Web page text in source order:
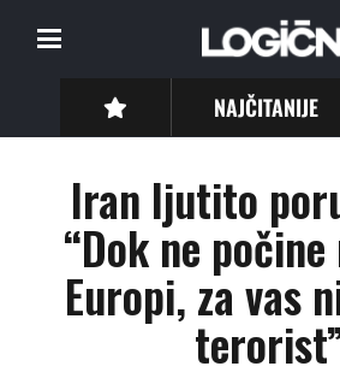
NAJČITANIJE
Iran ljutito
“Dok ne
Europi, za vas